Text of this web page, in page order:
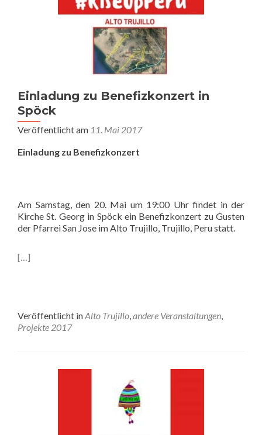
Einladung zu Benefizkonzert in
Spöck
Veröffentlicht am 11. Mai 2017
Einladung zu Benefizkonzert
Am Samstag, den 20. Mai um 19:00 Uhr findet in der
Kirche St. Georg in Spöck ein Benefizkonzert zu Gusten
der Pfarrei San Jose im Alto Trujillo, Trujillo, Peru statt.
[…]
Veröffentlicht inAlto Trujillo,andere Veranstaltungen,
Projekte 2017